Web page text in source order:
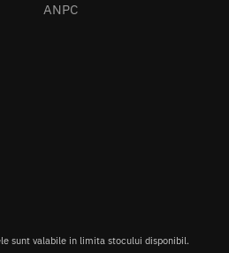
ANPC
sunt valabile in limita stocului disponibil.